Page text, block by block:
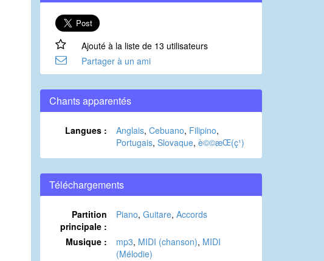
Ajouté à la liste de 13 utilisateurs
Partager à un ami
Chants apparentés
Langues : Anglais, Cebuano, Filipino,
Portugais, Slovaque, è©©æ­Œ(ç¹)
Téléchargements
Partition
principale :
Piano, Guitare, Accords
Musique : mp3, MIDI (chanson), MIDI
(Mélodie)